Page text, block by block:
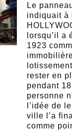
Le
indiquait à
lorsqu’il a
1923
rester en
pendant
personne
l’idée de
ville l’a
comme